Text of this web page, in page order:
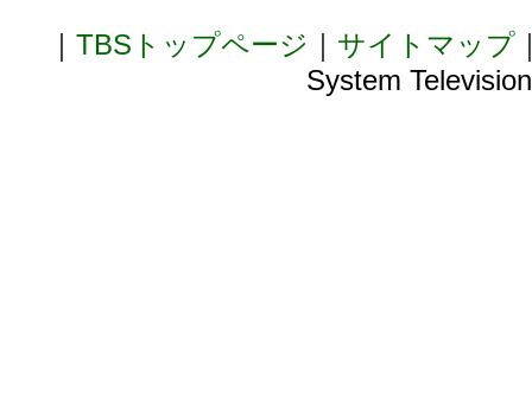
TBSトップページ サイトマップ
System